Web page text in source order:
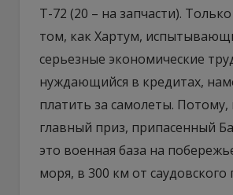
Т-72 (20 – на запчасти).
том, как Хартум,
серьезные экономические
нуждающийся в кредитах,
платить за самолеты. Потому,
главный приз, припасенный
это военная база на
моря, в 300 км от саудовского